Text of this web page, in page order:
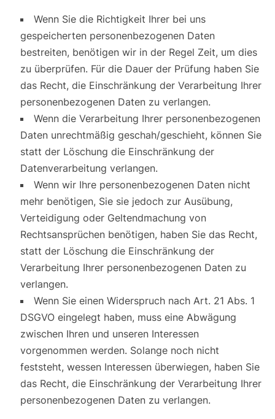
Wenn Sie die Richtigkeit Ihrer bei uns
gespeicherten personenbezogenen Daten
bestreiten, benötigen wir in der Regel Zeit, um dies
zu überprüfen. Für die Dauer der Prüfung haben Sie
das Recht, die Einschränkung der Verarbeitung Ihrer
personenbezogenen Daten zu verlangen.
Wenn die Verarbeitung Ihrer personenbezogenen
Daten unrechtmäßig geschah/geschieht, können Sie
statt der Löschung die Einschränkung der
Datenverarbeitung verlangen.
Wenn wir Ihre personenbezogenen Daten nicht
mehr benötigen, Sie sie jedoch zur Ausübung,
Verteidigung oder Geltendmachung von
Rechtsansprüchen benötigen, haben Sie das Recht,
statt der Löschung die Einschränkung der
Verarbeitung Ihrer personenbezogenen Daten zu
verlangen.
Wenn Sie einen Widerspruch nach Art. 21 Abs. 1
DSGVO eingelegt haben, muss eine Abwägung
zwischen Ihren und unseren Interessen
vorgenommen werden. Solange noch nicht
feststeht, wessen Interessen überwiegen, haben Sie
das Recht, die Einschränkung der Verarbeitung Ihrer
personenbezogenen Daten zu verlangen.